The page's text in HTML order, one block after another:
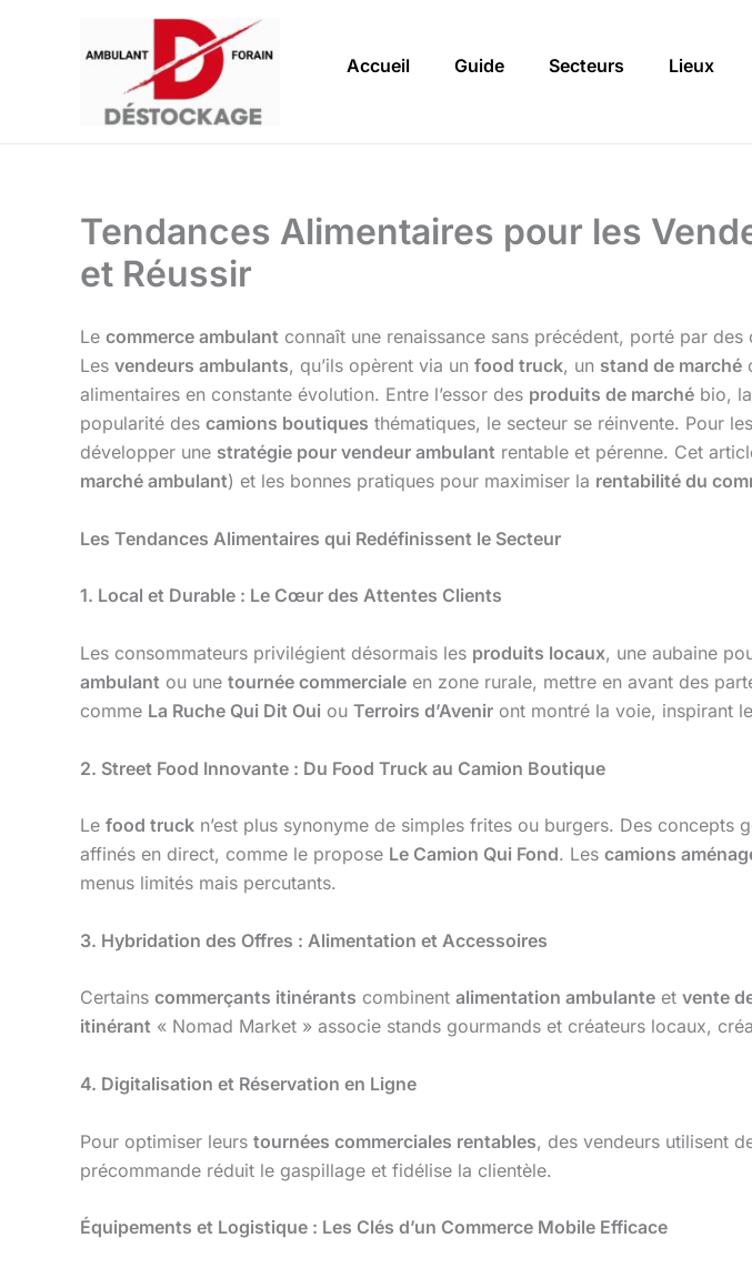
Accueil Guide Secteurs Lieux
Tendances Alimentaires pour les
et Réussir
Le commerce ambulant connaît une renaissance sans précédent, porté par
Les vendeurs ambulants, qu’ils opèrent via un food truck, un stand de marché
alimentaires en constante évolution. Entre l’essor des produits de marché bio,
popularité des camions boutiques thématiques, le secteur se réinvente. Pour les
développer une stratégie pour vendeur ambulant rentable et pérenne. Cet
marché ambulant) et les bonnes pratiques pour maximiser la rentabilité du
Les Tendances Alimentaires qui Redéfinissent le Secteur
1. Local et Durable : Le Cœur des Attentes Clients
Les consommateurs privilégient désormais les produits locaux, une aubaine
ambulant ou une tournée commerciale en zone rurale, mettre en avant des
comme La Ruche Qui Dit Oui ou Terroirs d’Avenir ont montré la voie, inspirant
2. Street Food Innovante : Du Food Truck au Camion Boutique
Le food truck n’est plus synonyme de simples frites ou burgers. Des
affinés en direct, comme le propose Le Camion Qui Fond. Les camions
menus limités mais percutants.
3. Hybridation des Offres : Alimentation et Accessoires
Certains commerçants itinérants combinent alimentation ambulante et vente
itinérant « Nomad Market » associe stands gourmands et créateurs locaux,
4. Digitalisation et Réservation en Ligne
Pour optimiser leurs tournées commerciales rentables, des vendeurs utilisent
précommande réduit le gaspillage et fidélise la clientèle.
Équipements et Logistique : Les Clés d’un Commerce Mobile Efficace